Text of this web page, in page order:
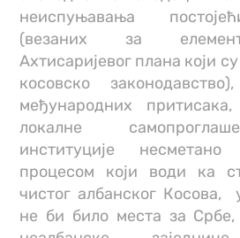
неиспуњавања
(везаних за
Ахтисаријевог плана који
косовско
међународних
локалне
институције
процесом који води ка
чистог албанског Косова,
не би било места за